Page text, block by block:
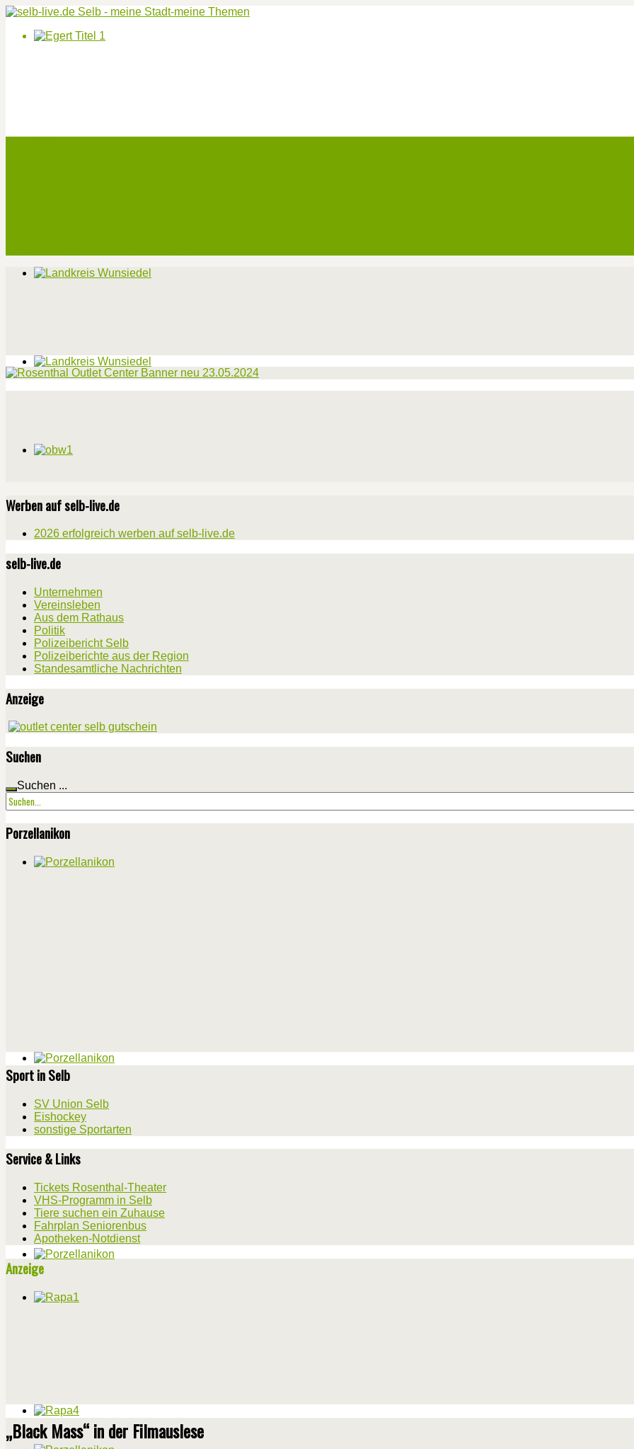
Werben auf selb-live.de
2026 erfolgreich werben auf selb-live.de
selb-live.de
Unternehmen
Vereinsleben
Aus dem Rathaus
Politik
Polizeibericht Selb
Polizeiberichte aus der Region
Standesamtliche Nachrichten
Anzeige
Suchen
Suchen ...
Porzellanikon
Sport in Selb
SV Union Selb
Eishockey
sonstige Sportarten
Service & Links
Tickets Rosenthal-Theater
VHS-Programm in Selb
Tiere suchen ein Zuhause
Fahrplan Seniorenbus
Apotheken-Notdienst
Anzeige
„Black Mass“ in der Filmauslese